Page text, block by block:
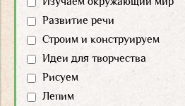
Развитие речи
Строим и конструируем
Идеи для творчества
Рисуем
Лепим